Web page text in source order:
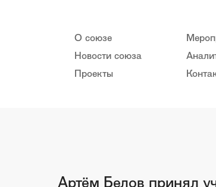
О союзе
Новости союза
Проекты
Артём Белов принял